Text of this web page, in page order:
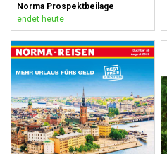
Norma Prospektbeilage
endet heute